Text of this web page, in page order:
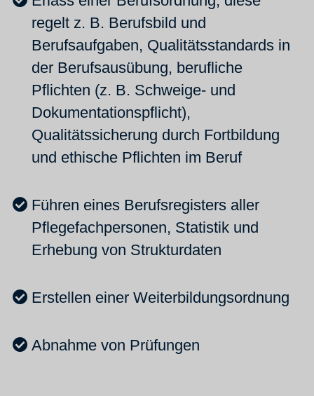
regelt z. B. Berufsbild und
Berufsaufgaben, Qualitätsstandards in
der Berufsausübung, berufliche
Pflichten (z. B. Schweige- und
Dokumentationspflicht),
Qualitätssicherung durch Fortbildung
und ethische Pflichten im Beruf
Führen eines Berufsregisters aller
Pflegefachpersonen, Statistik und
Erhebung von Strukturdaten
Erstellen einer Weiterbildungsordnung
Abnahme von Prüfungen